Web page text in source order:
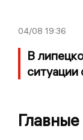
04/08 19:36
В